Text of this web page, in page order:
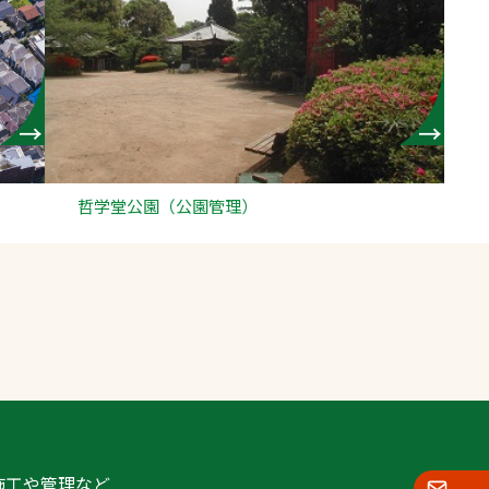
哲学堂公園（公園管理）
や管理など